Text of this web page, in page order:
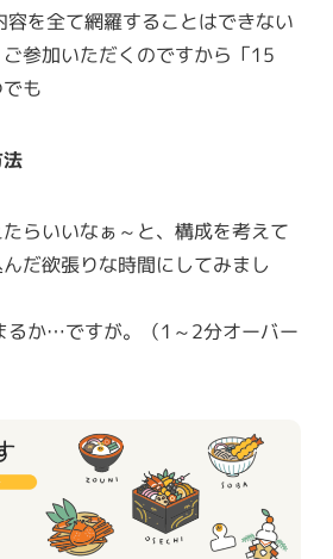
を全て網羅することはできない
参加いただくのですから「15
も
らいいなぁ～と、構成を考えて
だ欲張りな時間にしてみまし
るか…ですが。（1～2分オーバー